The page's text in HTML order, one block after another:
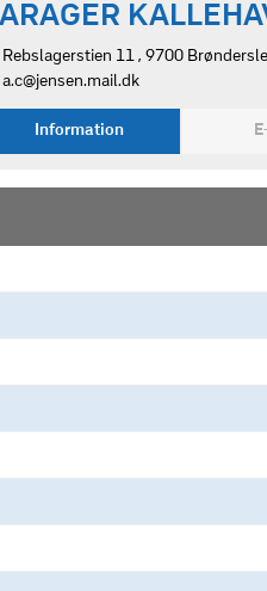
Rebslagerstien 11 , 9700
a.c@jensen.mail.dk
Information